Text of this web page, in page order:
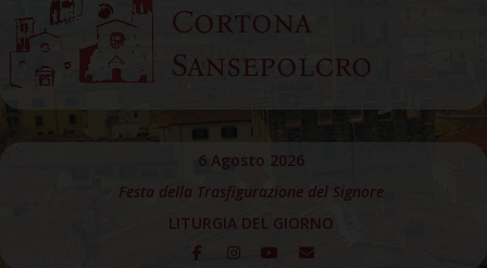
Cortona
Sansepolcro
6 Agosto 2026
Festa della Trasfigurazione del Signore
LITURGIA DEL GIORNO